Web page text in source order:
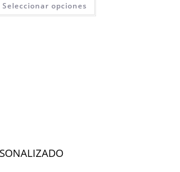
Seleccionar opciones